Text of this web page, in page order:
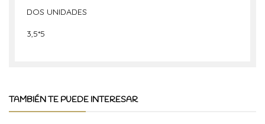
DOS UNIDADES
3,5*5
TAMBIÉN TE PUEDE INTERESAR